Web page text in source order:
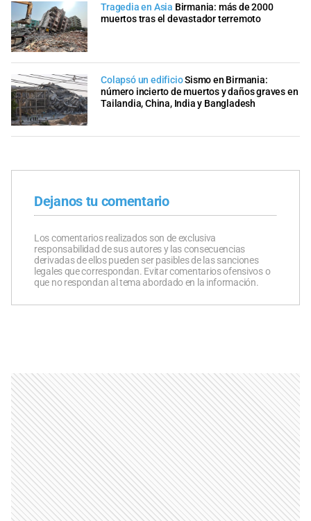
Tragedia en Asia Birmania: más de 2000
muertos tras el devastador terremoto
Colapsó un edificioSismo en Birmania:
número incierto de muertos y daños graves en
Tailandia, China, India y Bangladesh
Dejanos tu comentario
Los comentarios realizados son de exclusiva
responsabilidad de sus autores y las consecuencias
derivadas de ellos pueden ser pasibles de las sanciones
legales que correspondan. Evitar comentarios ofensivos o
que no respondan al tema abordado en la información.